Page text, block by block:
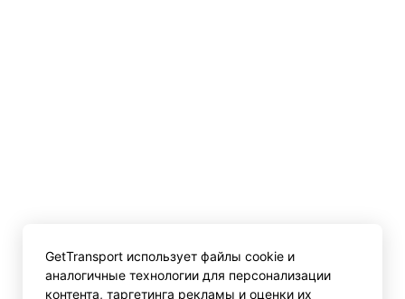
GetTransport использует файлы cookie и
аналогичные технологии для персонализации
контента, таргетинга рекламы и оценки их